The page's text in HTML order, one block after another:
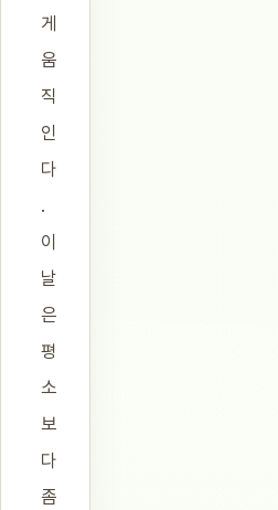
게
움
직
인
다
.
이
날
은
평
소
보
다
좀